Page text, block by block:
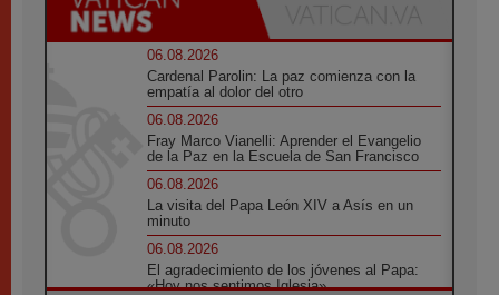
06.08.2026
Cardenal Parolin: La paz comienza con la
empatía al dolor del otro
06.08.2026
Fray Marco Vianelli: Aprender el Evangelio
de la Paz en la Escuela de San Francisco
06.08.2026
La visita del Papa León XIV a Asís en un
minuto
06.08.2026
El agradecimiento de los jóvenes al Papa:
«Hoy nos sentimos Iglesia»